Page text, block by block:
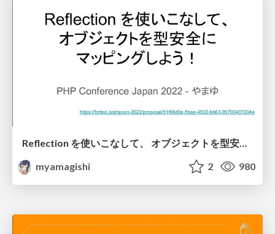
Reflection を使いこなして、 オブジェクトを型安全に マッピングしよう！
myamagishi
2 980